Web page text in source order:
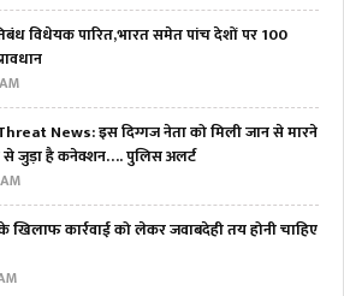
विधेयक पारित,भारत समेत पांच देशों पर 100
News: इस दिग्गज नेता को मिली जान से मारने
जुड़ा है कनेक्शन…. पुलिस अलर्ट
खिलाफ कार्रवाई को लेकर जवाबदेही तय होनी चाहिए